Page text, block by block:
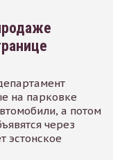
на парковке
а потом
через
эстонское